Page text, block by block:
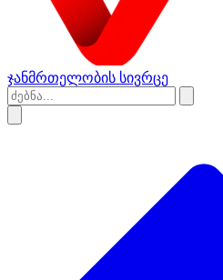
ჯანმრთელობის სივრცე